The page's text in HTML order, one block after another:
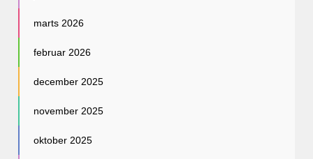
marts 2026
februar 2026
december 2025
november 2025
oktober 2025